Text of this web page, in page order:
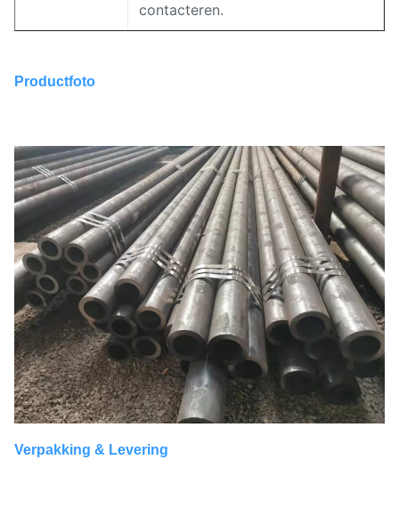
contacteren.
Productfoto
Verpakking & Levering